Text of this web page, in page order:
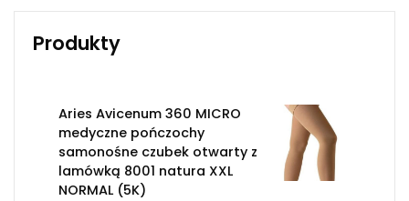
Produkty
Aries Avicenum 360 MICRO
medyczne pończochy
samonośne czubek otwarty z
lamówką 8001 natura XXL
NORMAL (5K)